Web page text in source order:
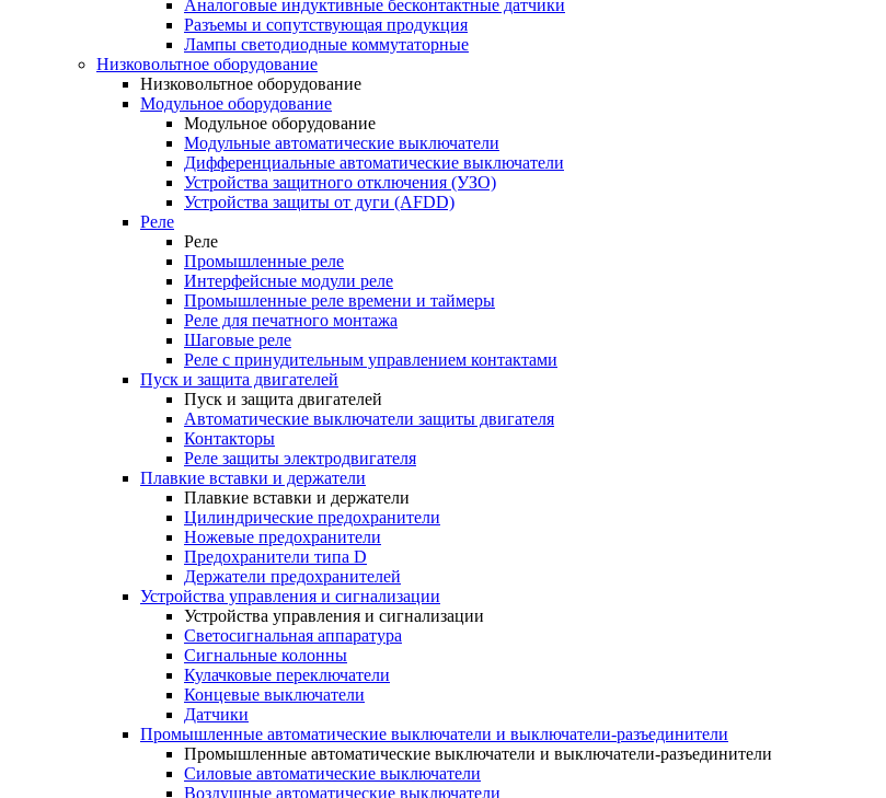
Аналоговые индуктивные бесконтактные датчики
Разъемы и сопутствующая продукция
Лампы светодиодные коммутаторные
Низковольтное оборудование
Низковольтное оборудование
Модульное оборудование
Модульное оборудование
Модульные автоматические выключатели
Дифференциальные автоматические выключатели
Устройства защитного отключения (УЗО)
Устройства защиты от дуги (AFDD)
Реле
Реле
Промышленные реле
Интерфейсные модули реле
Промышленные реле времени и таймеры
Реле для печатного монтажа
Шаговые реле
Реле с принудительным управлением контактами
Пуск и защита двигателей
Пуск и защита двигателей
Автоматические выключатели защиты двигателя
Контакторы
Реле защиты электродвигателя
Плавкие вставки и держатели
Плавкие вставки и держатели
Цилиндрические предохранители
Ножевые предохранители
Предохранители типа D
Держатели предохранителей
Устройства управления и сигнализации
Устройства управления и сигнализации
Светосигнальная аппаратура
Сигнальные колонны
Кулачковые переключатели
Концевые выключатели
Датчики
Промышленные автоматические выключатели и выключатели-разъединители
Промышленные автоматические выключатели и выключатели-разъединители
Силовые автоматические выключатели
Воздушные автоматические выключатели